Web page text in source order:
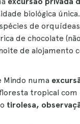
biológica
de
de chocolate
de alojamento
Mindo numa
tropical com
tirolesa,